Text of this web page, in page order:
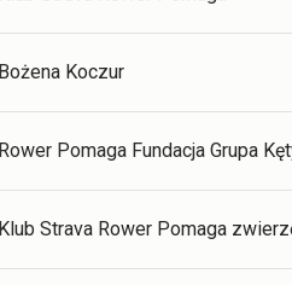
Bożena Koczur
Rower Pomaga Fundacja Grupa
Klub Strava Rower Pomaga